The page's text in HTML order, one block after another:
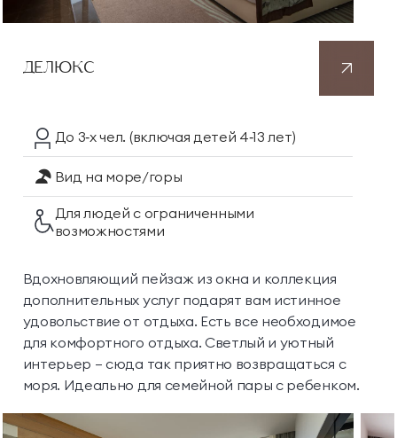
ДЕЛЮКС
До 3‑х чел. (включая детей 4‑13 лет)
Вид на море/горы
Для людей с ограниченными
возможностями
Вдохновляющий пейзаж из окна и коллекция
дополнительных услуг подарят вам истинное
удовольствие от отдыха. Есть все необходимое
для комфортного отдыха. Светлый и уютный
интерьер — сюда так приятно возвращаться с
моря. Идеально для семейной пары с ребенком.